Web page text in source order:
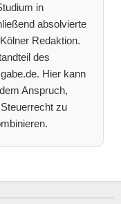
in
absolvierte
Redaktion.
des
Hier kann
Anspruch,
zu